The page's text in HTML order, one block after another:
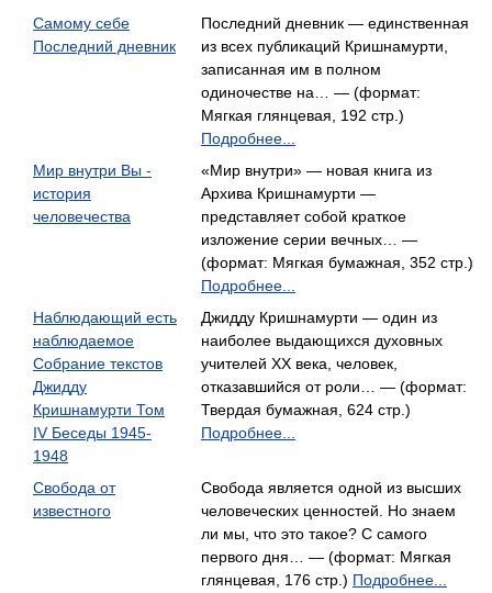
Самому себе
Последний дневник
Последний дневник — единственная
из всех публикаций Кришнамурти,
записанная им в полном
одиночестве на… — (формат:
Мягкая глянцевая, 192 стр.)
Подробнее...
Мир внутри Вы -
история
человечества
«Мир внутри» — новая книга из
Архива Кришнамурти —
представляет собой краткое
изложение серии вечных… —
(формат: Мягкая бумажная, 352 стр.)
Подробнее...
Наблюдающий есть
наблюдаемое
Собрание текстов
Джидду
Кришнамурти Том
IV Беседы 1945-
1948
Джидду Кришнамурти — один из
наиболее выдающихся духовных
учителей XX века, человек,
отказавшийся от роли… — (формат:
Твердая бумажная, 624 стр.)
Подробнее...
Свобода от
известного
Свобода является одной из высших
человеческих ценностей. Но знаем
ли мы, что это такое? С самого
первого дня… — (формат: Мягкая
глянцевая, 176 стр.) Подробнее...